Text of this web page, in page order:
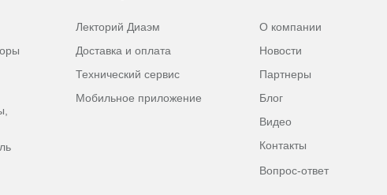
Лекторий Диаэм
Доставка и оплата
Технический сервис
Мобильное приложение
О компании
Новости
Партнеры
Блог
Видео
Контакты
Вопрос-ответ